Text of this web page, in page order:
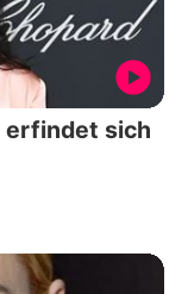
erfindet sich